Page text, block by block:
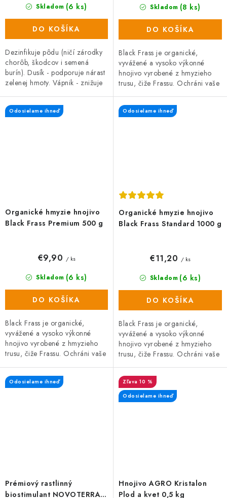
Skladom (6 ks)
DO KOŠÍKA
Dezinfikuje pôdu (ničí zárodky
chorôb, škodcov i semená
burín). Dusík - podporuje nárast
zelenej hmoty. Vápnik - znižuje
Skladom (8 ks)
DO KOŠÍKA
Black Frass je organické,
vyvážené a vysoko výkonné
hnojivo vyrobené z hmyzieho
trusu, čiže Frassu. Ochráni vaše
a plesňami a zároveň prispieva
k...
Organické hmyzie hnojivo
Black Frass Premium 500 g
Odosielame ihneď
Skladom (6 ks)
€9,90 / ks
DO KOŠÍKA
Black Frass je organické,
vyvážené a vysoko výkonné
hnojivo vyrobené z hmyzieho
trusu, čiže Frassu. Ochráni vaše
a plesňami a zároveň prispieva
k...
Organické hmyzie hnojivo
Black Frass Standard 1000 g
Odosielame ihneď
Skladom (6 ks)
€11,20 / ks
DO KOŠÍKA
Black Frass je organické,
vyvážené a vysoko výkonné
hnojivo vyrobené z hmyzieho
trusu, čiže Frassu. Ochráni vaše
a plesňami a zároveň prispieva
k...
Prémiový rastlinný
biostimulant NOVOTERRA,
Odosielame ihneď
Hnojivo AGRO Kristalon
Plod a kvet 0,5 kg
10 %
Odosielame ihneď